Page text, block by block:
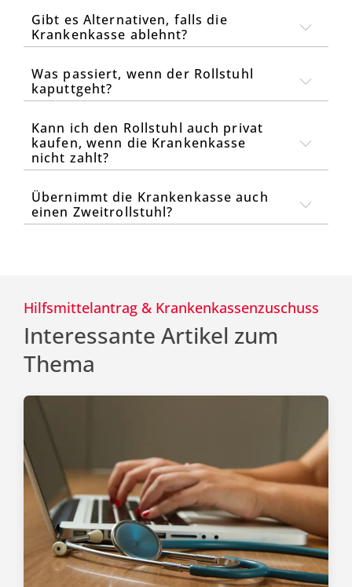
Gibt es Alternativen, falls die
Krankenkasse ablehnt?
Was passiert, wenn der Rollstuhl
kaputtgeht?
Kann ich den Rollstuhl auch privat
kaufen, wenn die Krankenkasse
nicht zahlt?
Übernimmt die Krankenkasse auch
einen Zweitrollstuhl?
Hilfsmittelantrag & Krankenkassenzuschuss
Interessante Artikel zum
Thema